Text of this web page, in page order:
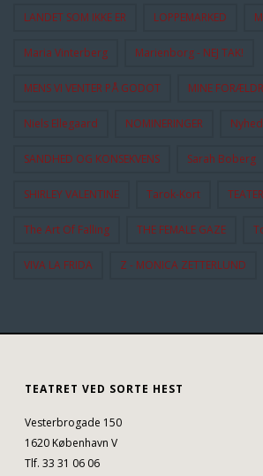
LANDET SOM IKKE ER LOPPEMARKED
Maria Vinterberg Marienborg - NEJ TAK!
MENS VI VENTER PÅ GODOT MINE
Niels Ellegaard NOMINERINGER
SANDHED OG KONSEKVENS Sarah Boberg
SHIRLEY VALENTINE Tarok-Kort
The Art Of Falling THE FEMALE GAZE
VIVA LA FRIDA Z - MONICA ZETTERLUND
TEATRET VED SORTE HEST
Vesterbrogade 150
1620 København V
Tlf. 33 31 06 06